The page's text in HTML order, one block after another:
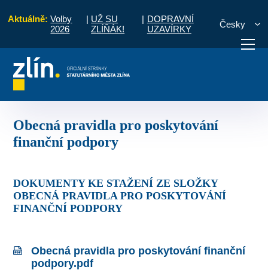
Aktuálně: Volby
2026
| UŽ SU
ZLÍŇÁK!
| DOPRAVNÍ
UZAVÍRKY
Česky
vyřídit Potřebuji zaplatit
Obecná pravidla pro poskytování
finanční podpory
DOKUMENTY KE STAŽENÍ ZE SLOŽKY
OBECNÁ PRAVIDLA PRO POSKYTOVÁNÍ
FINANČNÍ PODPORY
Obecná pravidla pro poskytování finanční
podpory.pdf